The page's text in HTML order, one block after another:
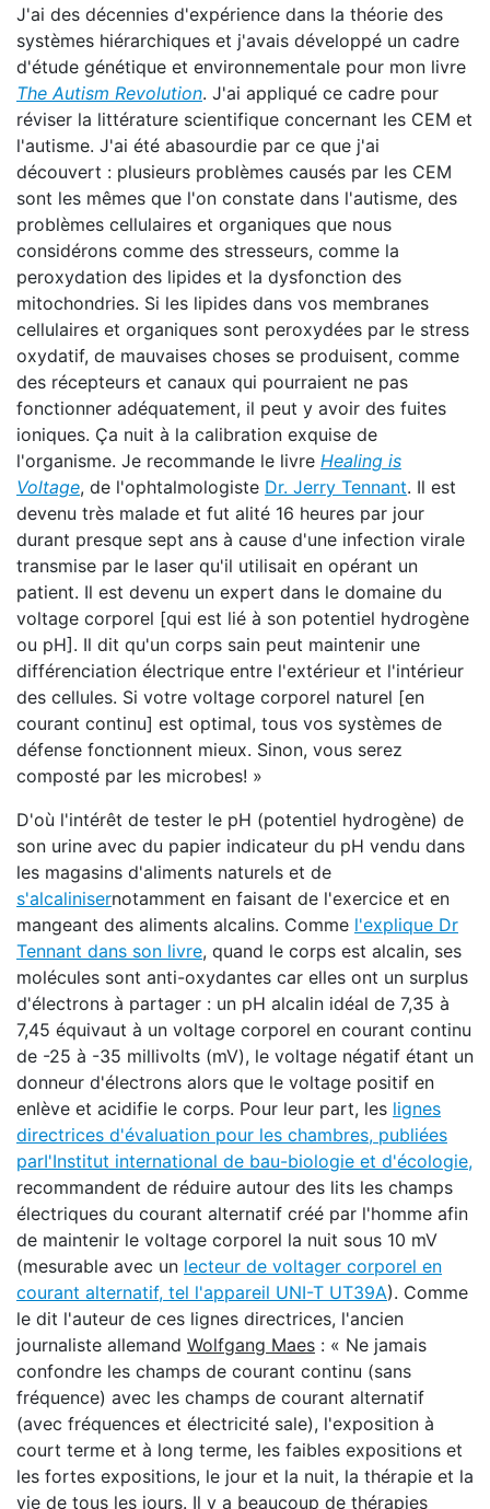
J'ai des décennies d'expérience dans la théorie des
systèmes hiérarchiques et j'avais développé un cadre
d'étude génétique et environnementale pour mon livre
The Autism Revolution. J'ai appliqué ce cadre pour
réviser la littérature scientifique concernant les CEM et
l'autisme. J'ai été abasourdie par ce que j'ai
découvert : plusieurs problèmes causés par les CEM
sont les mêmes que l'on constate dans l'autisme, des
problèmes cellulaires et organiques que nous
considérons comme des stresseurs, comme la
peroxydation des lipides et la dysfonction des
mitochondries. Si les lipides dans vos membranes
cellulaires et organiques sont peroxydées par le stress
oxydatif, de mauvaises choses se produisent, comme
des récepteurs et canaux qui pourraient ne pas
fonctionner adéquatement, il peut y avoir des fuites
ioniques. Ça nuit à la calibration exquise de
l'organisme. Je recommande le livre Healing is
Voltage, de l'ophtalmologiste Dr. Jerry Tennant. Il est
devenu très malade et fut alité 16 heures par jour
durant presque sept ans à cause d'une infection virale
transmise par le laser qu'il utilisait en opérant un
patient. Il est devenu un expert dans le domaine du
voltage corporel [qui est lié à son potentiel hydrogène
ou pH]. Il dit qu'un corps sain peut maintenir une
différenciation électrique entre l'extérieur et l'intérieur
des cellules. Si votre voltage corporel naturel [en
courant continu] est optimal, tous vos systèmes de
défense fonctionnent mieux. Sinon, vous serez
composté par les microbes! »
D'où l'intérêt de tester le pH (potentiel hydrogène) de
son urine avec du papier indicateur du pH vendu dans
les magasins d'aliments naturels et de
s'alcalinisernotamment en faisant de l'exercice et en
mangeant des aliments alcalins. Comme l'explique Dr
Tennant dans son livre, quand le corps est alcalin, ses
molécules sont anti-oxydantes car elles ont un surplus
d'électrons à partager : un pH alcalin idéal de 7,35 à
7,45 équivaut à un voltage corporel en courant continu
de -25 à -35 millivolts (mV), le voltage négatif étant un
donneur d'électrons alors que le voltage positif en
enlève et acidifie le corps. Pour leur part, les lignes
directrices d'évaluation pour les chambres, publiées
parI'Institut international de bau-biologie et d'écologie,
recommandent de réduire autour des lits les champs
électriques du courant alternatif créé par l'homme afin
de maintenir le voltage corporel la nuit sous 10 mV
(mesurable avec un lecteur de voltager corporel en
courant alternatif, tel l'appareil UNI-T UT39A). Comme
le dit l'auteur de ces lignes directrices, l'ancien
journaliste allemand Wolfgang Maes : « Ne jamais
confondre les champs de courant continu (sans
fréquence) avec les champs de courant alternatif
(avec fréquences et électricité sale), l'exposition à
court terme et à long terme, les faibles expositions et
les fortes expositions, le jour et la nuit, la thérapie et la
vie de tous les jours. Il y a beaucoup de thérapies